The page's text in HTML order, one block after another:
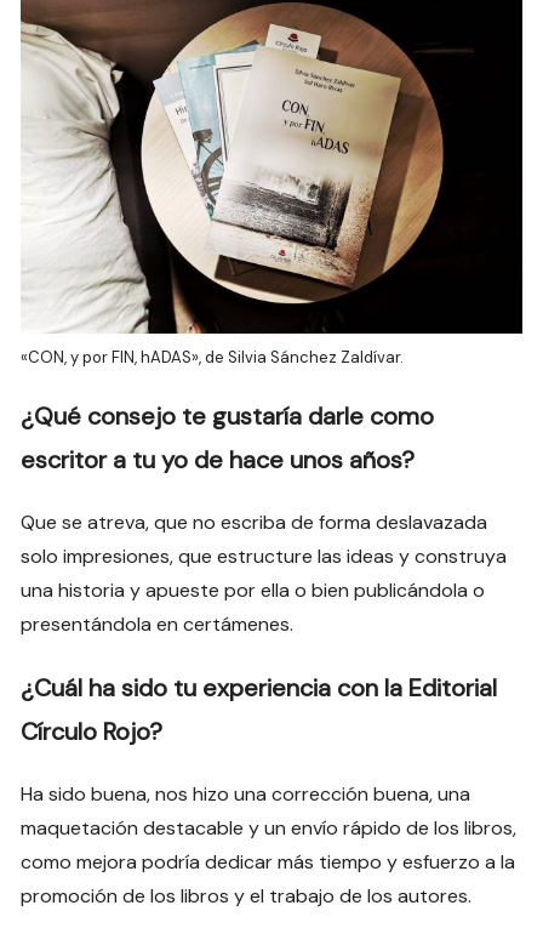
«CON, y por FIN, hADAS», de Silvia Sánchez Zaldívar.
¿Qué consejo te gustaría darle como
escritor a tu yo de hace unos años?
Que se atreva, que no escriba de forma deslavazada
solo impresiones, que estructure las ideas y construya
una historia y apueste por ella o bien publicándola o
presentándola en certámenes.
¿Cuál ha sido tu experiencia con la Editorial
Círculo Rojo?
Ha sido buena, nos hizo una corrección buena, una
maquetación destacable y un envío rápido de los libros,
como mejora podría dedicar más tiempo y esfuerzo a la
promoción de los libros y el trabajo de los autores.